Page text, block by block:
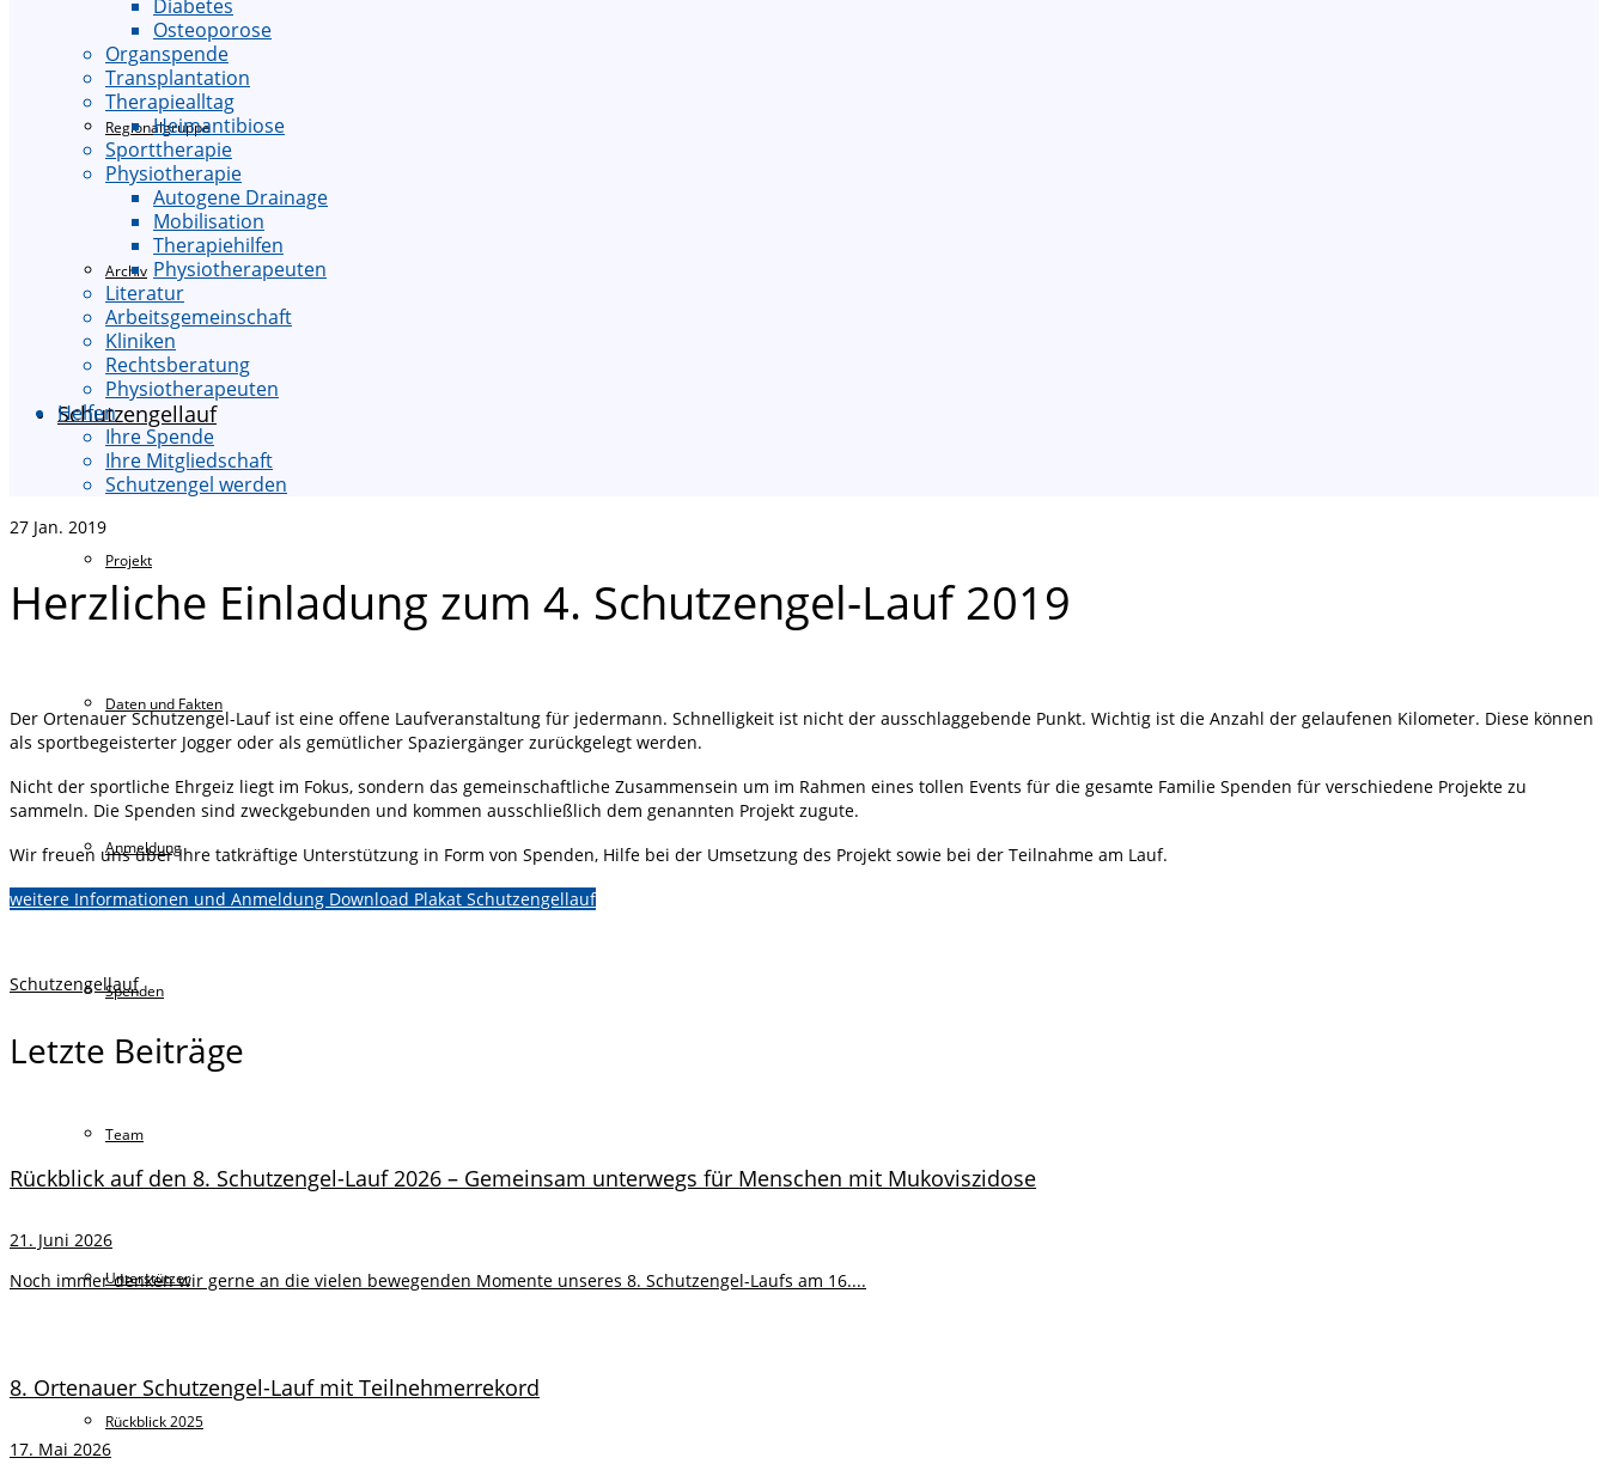
Regionalgruppe
Archiv
Schutzengellauf
Projekt
Daten und Fakten
Anmeldung
Spenden
Team
Unterstützer
Rückblick 2025
Diabetes
Osteoporose
Organspende
Transplantation
Therapiealltag
Heimantibiose
Sporttherapie
Physiotherapie
Autogene Drainage
Mobilisation
Therapiehilfen
Physiotherapeuten
Literatur
Arbeitsgemeinschaft
Kliniken
Rechtsberatung
Physiotherapeuten
Helfen
Ihre Spende
Ihre Mitgliedschaft
Schutzengel werden
27 Jan. 2019
Herzliche Einladung zum 4. Schutzengel-Lauf 2019
Der Ortenauer Schutzengel-Lauf ist eine offene Laufveranstaltung für jedermann. Schnelligkeit ist nicht der ausschlaggebende Punkt. Wichtig ist die Anzahl der gelaufenen Kilometer. Diese können
als sportbegeisterter Jogger oder als gemütlicher Spaziergänger zurückgelegt werden.
Nicht der sportliche Ehrgeiz liegt im Fokus, sondern das gemeinschaftliche Zusammensein um im Rahmen eines tollen Events für die gesamte Familie Spenden für verschiedene Projekte zu
sammeln. Die Spenden sind zweckgebunden und kommen ausschließlich dem genannten Projekt zugute.
Wir freuen uns über Ihre tatkräftige Unterstützung in Form von Spenden, Hilfe bei der Umsetzung des Projekt sowie bei der Teilnahme am Lauf.
weitere Informationen und Anmeldung Download Plakat Schutzengellauf
Schutzengellauf
Letzte Beiträge
Rückblick auf den 8. Schutzengel-Lauf 2026 – Gemeinsam unterwegs für Menschen mit Mukoviszidose
21. Juni 2026
Noch immer denken wir gerne an die vielen bewegenden Momente unseres 8. Schutzengel-Laufs am 16....
8. Ortenauer Schutzengel-Lauf mit Teilnehmerrekord
17. Mai 2026